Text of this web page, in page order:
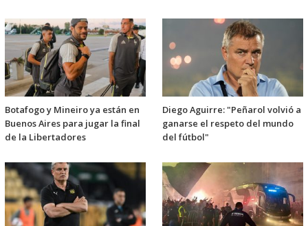
Botafogo y Mineiro ya están en
Buenos Aires para jugar la final
de la Libertadores
Diego Aguirre: "Peñarol volvió a
ganarse el respeto del mundo
del fútbol"